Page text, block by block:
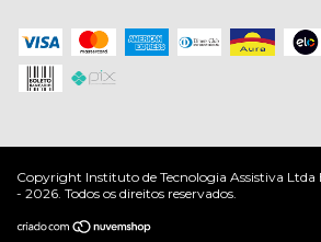
Copyright Instituto de Tecnologia Assistiva
- 2026. Todos os direitos reservados.